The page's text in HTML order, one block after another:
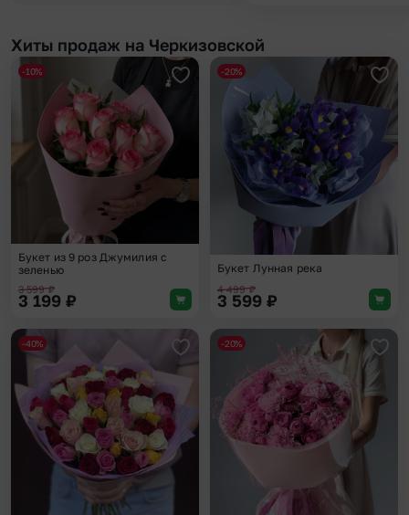
Хиты продаж на Черкизовской
Добавить в избранное
-10%
Букет из 9 роз Джумилия с
зеленью
3 599₽
3 199 ₽
-20%
Букет Лунная река
4 499₽
3 599 ₽
Добавить в избранное
-40% -20%